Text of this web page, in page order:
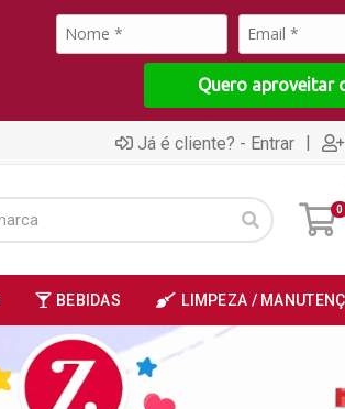
Quero aproveitar
Já é cliente? - Entrar |
0
BEBIDAS LIMPEZA /